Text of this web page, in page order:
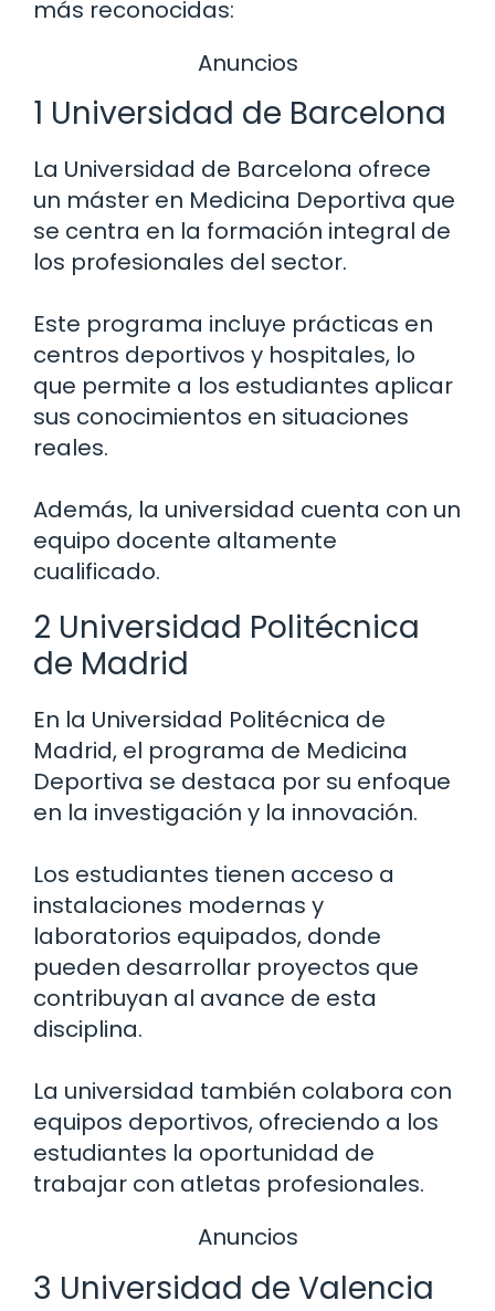
más reconocidas:
Anuncios
1 Universidad de Barcelona
La Universidad de Barcelona ofrece
un máster en Medicina Deportiva que
se centra en la formación integral de
los profesionales del sector.
Este programa incluye prácticas en
centros deportivos y hospitales, lo
que permite a los estudiantes aplicar
sus conocimientos en situaciones
reales.
Además, la universidad cuenta con un
equipo docente altamente
cualificado.
2 Universidad Politécnica
de Madrid
En la Universidad Politécnica de
Madrid, el programa de Medicina
Deportiva se destaca por su enfoque
en la investigación y la innovación.
Los estudiantes tienen acceso a
instalaciones modernas y
laboratorios equipados, donde
pueden desarrollar proyectos que
contribuyan al avance de esta
disciplina.
La universidad también colabora con
equipos deportivos, ofreciendo a los
estudiantes la oportunidad de
trabajar con atletas profesionales.
Anuncios
3 Universidad de Valencia